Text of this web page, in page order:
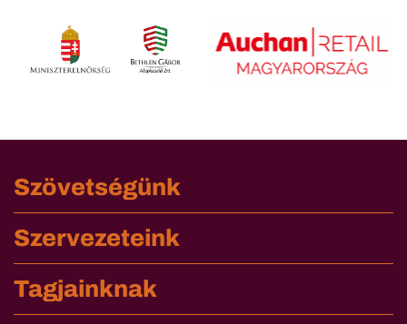
Szövetségünk
Szervezeteink
Tagjainknak